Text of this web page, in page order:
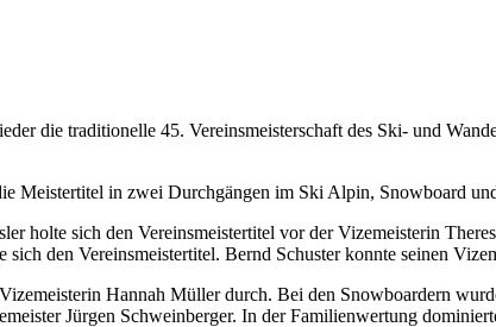
die traditionelle 45. Vereinsmeisterschaft des Ski- und
Meistertitel in zwei Durchgängen im Ski Alpin, Snowboard
holte sich den Vereinsmeistertitel vor der Vizemeisterin
den Vereinsmeistertitel. Bernd Schuster konnte seinen
Hannah Müller durch. Bei den Snowboardern
Jürgen Schweinberger. In der Familienwertung